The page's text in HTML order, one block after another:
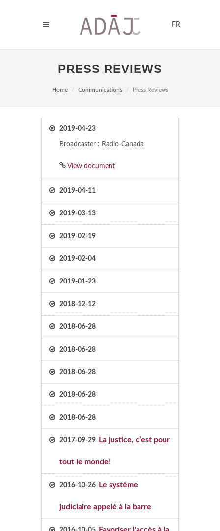
FR
PRESS REVIEWS
Home Communications Press Reviews
2019-04-23
Broadcaster : Radio-Canada
View document
2019-04-11
2019-03-13
2019-02-19
2019-02-04
2019-01-23
2018-12-12
2018-06-28
2018-06-28
2018-06-28
2018-06-28
2018-06-28
2017-09-29 La justice, c’est pour
tout le monde!
2016-10-26 Le système
judiciaire appelé à la barre